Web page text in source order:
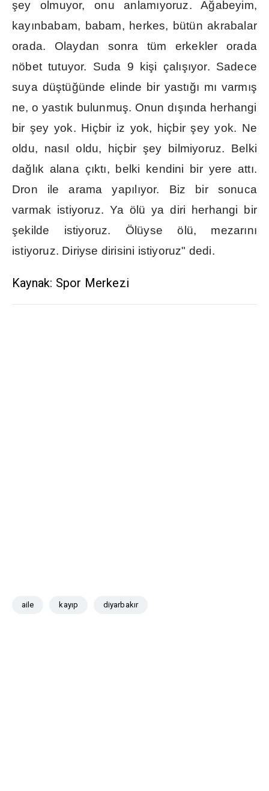
şey olmuyor, onu anlamıyoruz. Ağabeyim,
kayınbabam, babam, herkes, bütün akrabalar
orada. Olaydan sonra tüm erkekler orada
nöbet tutuyor. Suda 9 kişi çal ışıyor. Sadece
suya düştüğünde elinde bir yastığı mı varmış
ne, o yastık bulunmuş. Onun dışında herhangi
bir şey yok. Hiçbir iz yok, hiçbirşey yok. Ne
oldu, nası l oldu, hiçbir şey bilmiyoruz. Belki
dağ ık alana çıktı, belki kendini bir yere attı.
Dron ile arama yapı ıyor. Biz bir sonuca
varmak istiyoruz. Ya ölü ya diri herhangi bir
şekilde istiyoruz. Ölüyse ölü, mezarını
istiyoruz. Diriyse dirisini istiyoruz" dedi.
Kaynak: Spor Merkezi
aile kayıp diyarbakır